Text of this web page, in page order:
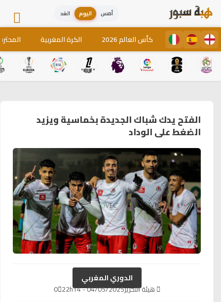
أمس اليوم الغد
كأس العالم 2026 الكرة المغربية
الفتح يدك شباك الجديدة بخماسية ويزيد
الضغط على الوداد
الدوري المغربي
هيئة التحرير04/05/2025 - 22h14
0